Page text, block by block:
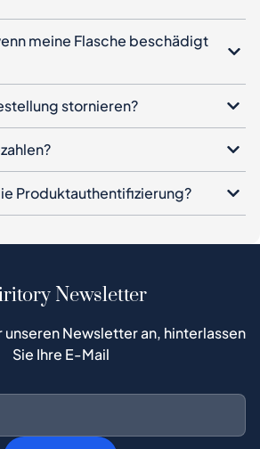
meine Flasche beschädigt
stornieren?
Produktauthentifizierung?
unseren Newsletter an, hinterlassen